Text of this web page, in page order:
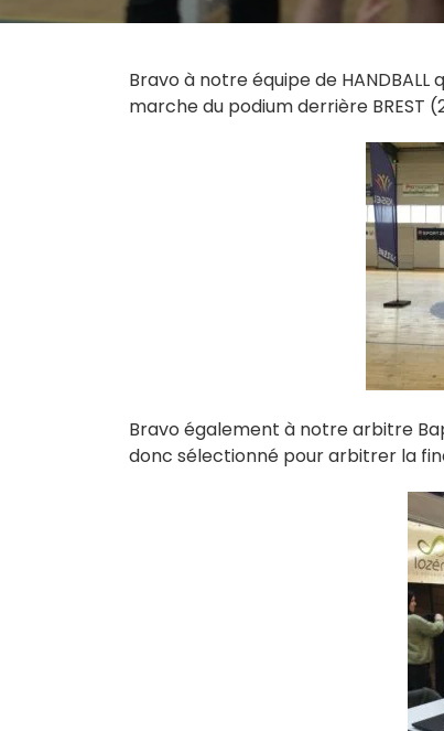
Bravo à notre équipe de
marche du podium derrière BREST
Bravo également à notre arbitre
donc sélectionné pour arbitrer la